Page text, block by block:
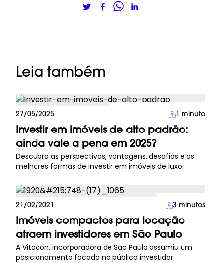
Leia também
Investimento Imobiliário
27/05/2025 1 minuto
Investir em imóveis de alto padrão:
ainda vale a pena em 2025?
Descubra as perspectivas, vantagens, desafios e as
melhores formas de investir em imóveis de luxo.
Imprensa
21/02/2021 3 minutos
Imóveis compactos para locação
atraem investidores em São Paulo
A Vitacon, incorporadora de São Paulo assumiu um
posicionamento focado no público investidor.